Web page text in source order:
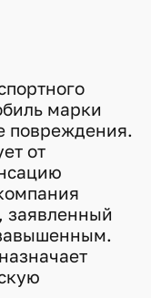
марки
повреждения.
от
заявленный